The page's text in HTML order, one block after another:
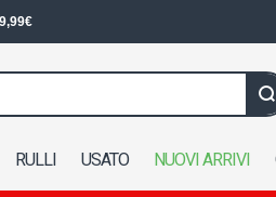
RULLI USATO NUOVI ARRIVI